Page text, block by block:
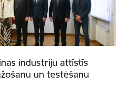
industriju attīstīs
un testēšanu